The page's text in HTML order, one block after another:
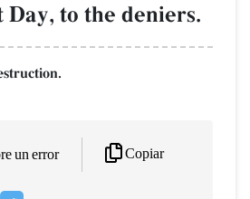
to the deniers.
un error Copiar